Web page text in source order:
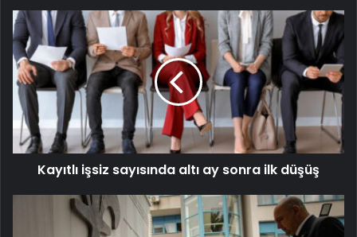
Kayıtlı işsiz sayısında altı ay sonra ilk düşüş